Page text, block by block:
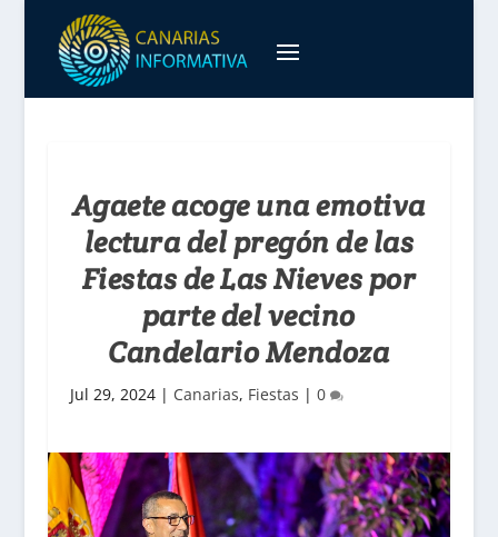
Agaete acoge una emotiva
lectura del pregón de las
Fiestas de Las Nieves por
parte del vecino
Candelario Mendoza
Jul 29, 2024| Canarias, Fiestas | 0